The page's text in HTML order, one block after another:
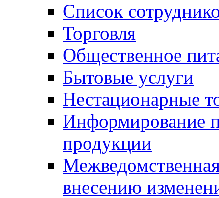
Список
Торговля
Общественное
Бытовые услуги
Нестационарные
Информирование
продукции
внесению